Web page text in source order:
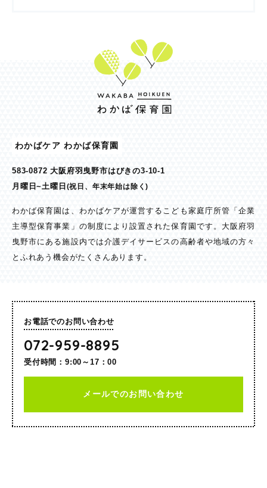
わかばケア わかば保育園
583-0872 大阪府羽曳野市はびきの3-10-1
月曜日~土曜日(祝日、年末年始は除く)
わかば保育園は、わかばケアが運営するこども家庭庁所管「企業
主導型保育事業」の制度により設置された保育園です。大阪府羽
曳野市にある施設内では介護デイサービスの高齢者や地域の方々
とふれあう機会がたくさんあります。
お電話でのお問い合わせ
072-959-8895
受付時間：9:00～17：00
メールでのお問い合わせ